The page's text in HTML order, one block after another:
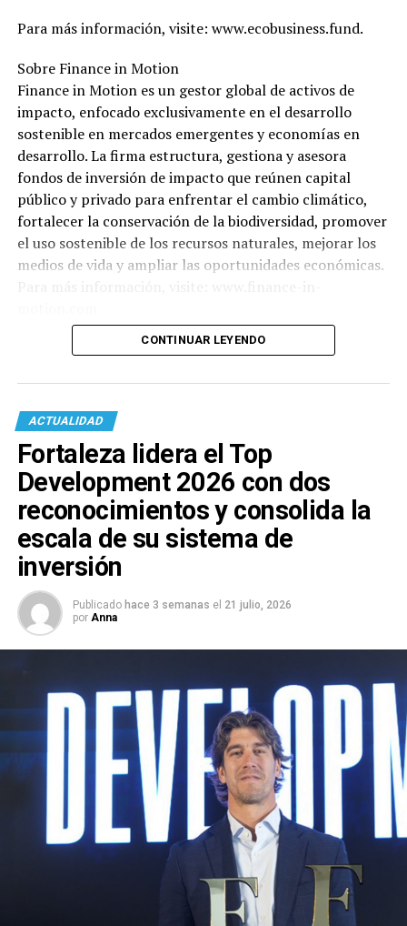
Para más información, visite: www.ecobusiness.fund.
Sobre Finance in Motion
Finance in Motion es un gestor global de activos de
impacto, enfocado exclusivamente en el desarrollo
sostenible en mercados emergentes y economías en
desarrollo. La firma estructura, gestiona y asesora
fondos de inversión de impacto que reúnen capital
público y privado para enfrentar el cambio climático,
fortalecer la conservación de la biodiversidad, promover
el uso sostenible de los recursos naturales, mejorar los
medios de vida y ampliar las oportunidades económicas.
CONTINUAR LEYENDO
ACTUALIDAD
Fortaleza lidera el Top
Development 2026 con dos
reconocimientos y consolida la
escala de su sistema de
inversión
Publicado hace 3 semanas el 21 julio, 2026
por Anna